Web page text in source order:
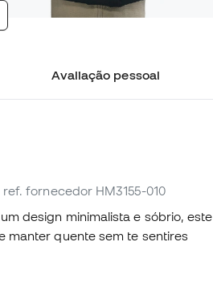
Avaliação pessoal
ref. fornecedor HM3155-010
design minimalista e sóbrio, este
manter quente sem te sentires